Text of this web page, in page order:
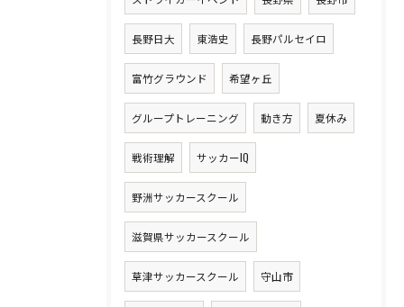
長野日大 東浩史 長野パルセイロ
富竹グラウンド 希望ヶ丘
グループトレーニング 動き方 夏休み
戦術理解 サッカーIQ
野洲サッカースクール
滋賀県サッカースクール
草津サッカースクール 守山市